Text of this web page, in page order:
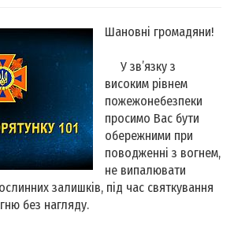
Шановні громадяни!
У зв’язку з
високим рівнем
пожежонебезпеки
просимо Вас бути
обережними при
поводженні з вогнем,
не випалювати
залишків, під час святкування
без нагляду.